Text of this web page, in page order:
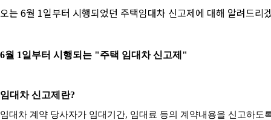
오는 6월 1일부터 시행되었던 주택임대차 신고제에 대해 알려드리
6월 1일부터 시행되는 "주택 임대차 신고제"
임대차 신고제란?
임대차 계약 당사자가 임대기간, 임대료 등의 계약내용을 신고하도